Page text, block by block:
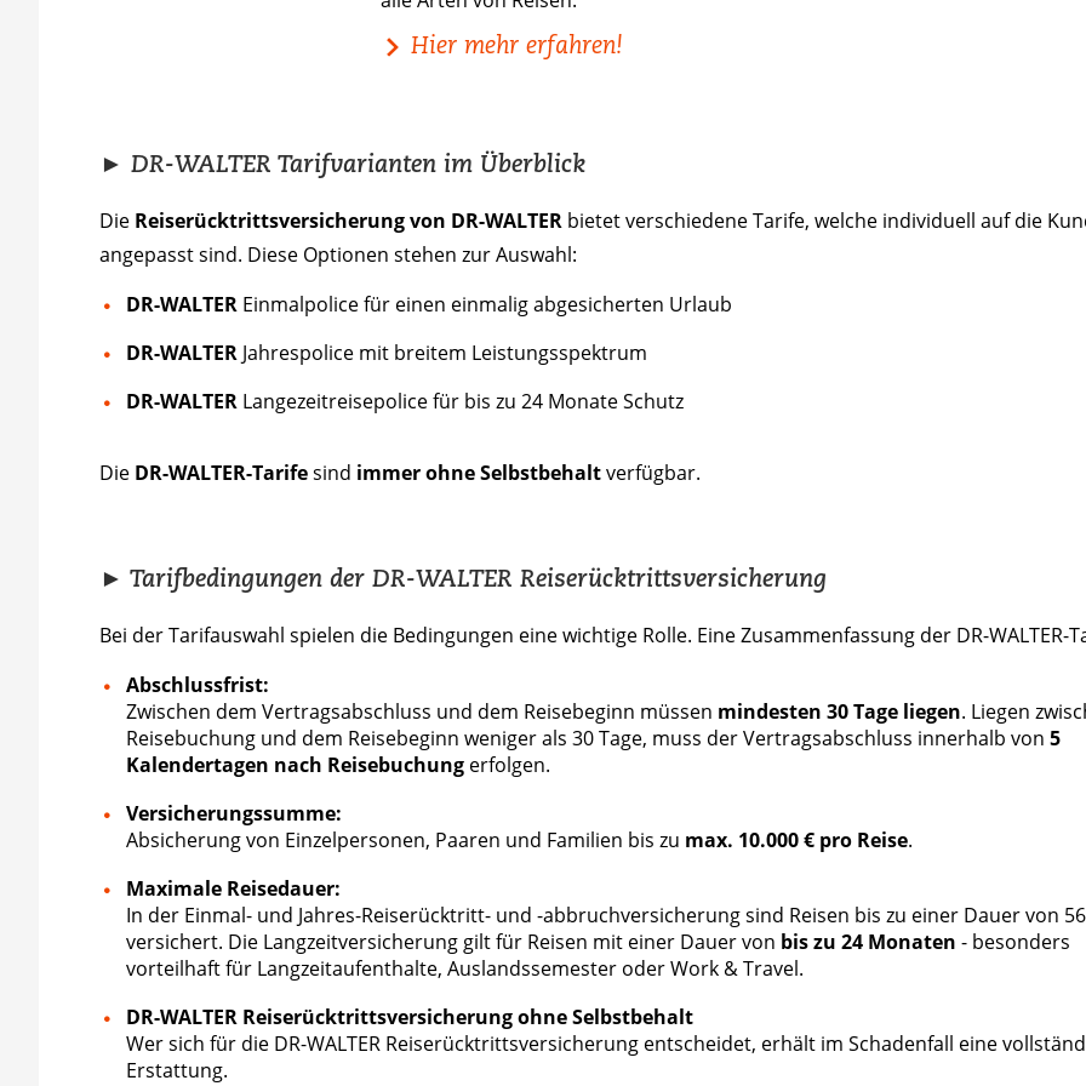
Hier mehr erfahren!
► DR-WALTER Tarifvarianten im Überblick
Die Reiserücktrittsversicherung von DR-WALTER bietet verschiedene Tarife, welche individuell auf die
angepasst sind. Diese Optionen stehen zur Auswahl:
DR-WALTER Einmalpolice für einen einmalig abgesicherten Urlaub
DR-WALTER Jahrespolice mit breitem Leistungsspektrum
DR-WALTER Langezeitreisepolice für bis zu 24 Monate Schutz
Die DR-WALTER-Tarifesind immer ohne Selbstbehaltverfügbar.
► Tarifbedingungen der DR-WALTER Reiserücktrittsversicherung
Bei der Tarifauswahl spielen die Bedingungen eine wichtige Rolle. Eine Zusammenfassung der DR-WALTER-
Abschlussfrist:
Zwischen dem Vertragsabschluss und dem Reisebeginn müssen mindesten 30 Tage liegen. Liegen
Reisebuchung und dem Reisebeginn weniger als 30 Tage, muss der Vertragsabschluss innerhalb von 5
Kalendertagen nach Reisebuchung erfolgen.
Versicherungssumme:
Absicherung von Einzelpersonen, Paaren und Familien bis zu max. 10.000 € pro Reise.
Maximale Reisedauer:
In der Einmal- und Jahres-Reiserücktritt- und -abbruchversicherung sind Reisen bis zu einer Dauer von
versichert. Die Langzeitversicherung gilt für Reisen mit einer Dauer von bis zu 24 Monaten - besonders
vorteilhaft für Langzeitaufenthalte, Auslandssemester oder Work & Travel.
DR-WALTER Reiserücktrittsversicherung ohne Selbstbehalt
Wer sich für die DR-WALTER Reiserücktrittsversicherung entscheidet, erhält im Schadenfall eine
Erstattung.